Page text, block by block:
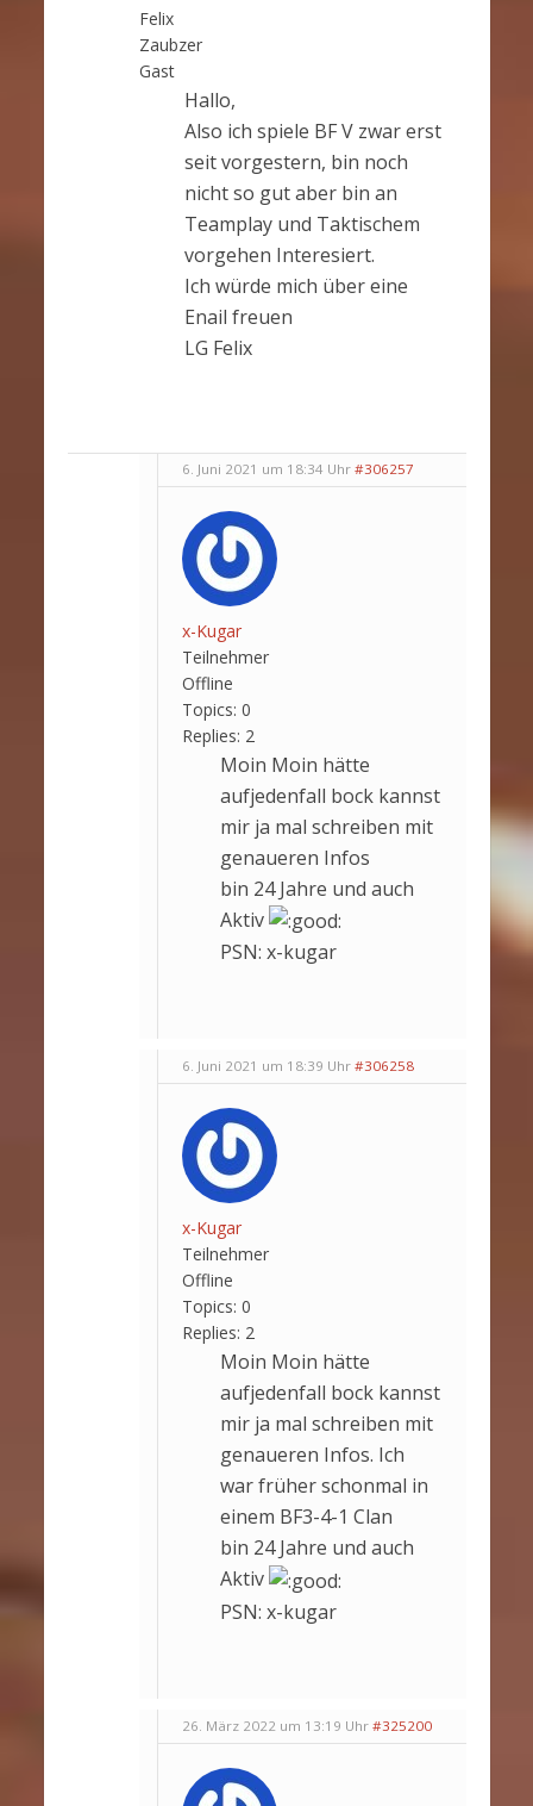
Felix
Zaubzer
Gast
Hallo,
Also ich spiele BF V zwar erst
seit vorgestern, bin noch
nicht so gut aber bin an
Teamplay und Taktischem
vorgehen Interesiert.
Ich würde mich über eine
Enail freuen
LG Felix
6. Juni 2021 um 18:34 Uhr #306257
x-Kugar
Teilnehmer
Offline
Topics: 0
Replies: 2
Moin Moin hätte
aufjedenfall bock kannst
mir ja mal schreiben mit
genaueren Infos
bin 24 Jahre und auch
Aktiv
PSN: x-kugar
6. Juni 2021 um 18:39 Uhr #306258
x-Kugar
Teilnehmer
Offline
Topics: 0
Replies: 2
Moin Moin hätte
aufjedenfall bock kannst
mir ja mal schreiben mit
genaueren Infos. Ich
war früher schonmal in
einem BF3-4-1 Clan
bin 24 Jahre und auch
Aktiv
PSN: x-kugar
26. März 2022 um 13:19 Uhr #325200